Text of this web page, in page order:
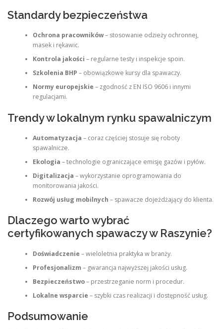
Standardy bezpieczeństwa
Ochrona pracowników– stosowanie odzieży ochronnej,
masek i rękawic.
Kontrola jakości – regularne testy i inspekcje spoin.
Szkolenia BHP – obowiązkowe kursy dla spawaczy.
Normy europejskie – zgodność z EN ISO 9606 i innymi
regulacjami.
Trendy w lokalnym rynku spawalniczym
Automatyzacja – coraz częściej stosuje się roboty
spawalnicze.
Ekologia – technologie ograniczające emisję gazów i pyłów.
Digitalizacja – wykorzystanie oprogramowania do
monitorowania jakości.
Rozwój usług mobilnych – spawacze dojeżdżający do klienta.
Dlaczego warto wybrać
certyfikowanych spawaczy w Raszynie?
Doświadczenie – wieloletnia praktyka w branży.
Profesjonalizm – gwarancja najwyższej jakości usług.
Bezpieczeństwo– przestrzeganie norm i procedur.
Lokalne wsparcie – szybki czas realizacji i dostępność usług.
Podsumowanie